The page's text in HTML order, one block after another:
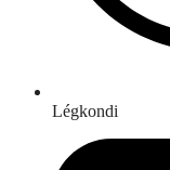
Légkondi